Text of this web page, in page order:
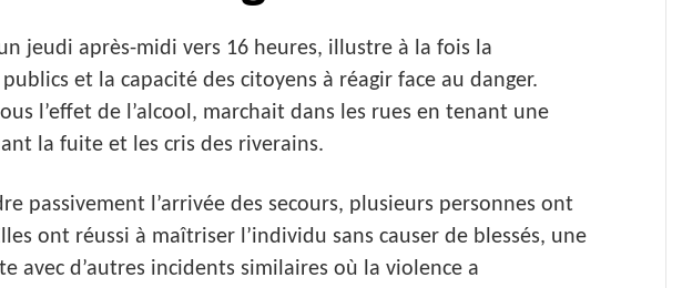
jeudi après-midi vers 16 heures, illustre à la fois la
et la capacité des citoyens à réagir face au danger.
l’effet de l’alcool, marchait dans les rues en tenant une
la fuite et les cris des riverains.
passivement l’arrivée des secours, plusieurs personnes ont
ont réussi à maîtriser l’individu sans causer de blessés, une
avec d’autres incidents similaires où la violence a